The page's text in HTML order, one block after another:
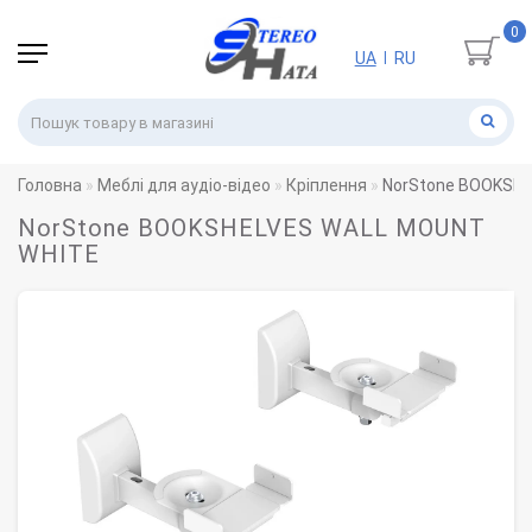
0
UA RU
Головна Меблі для аудіо-відео Кріплення NorStone
NorStone BOOKSHELVES WALL MOUNT
WHITE